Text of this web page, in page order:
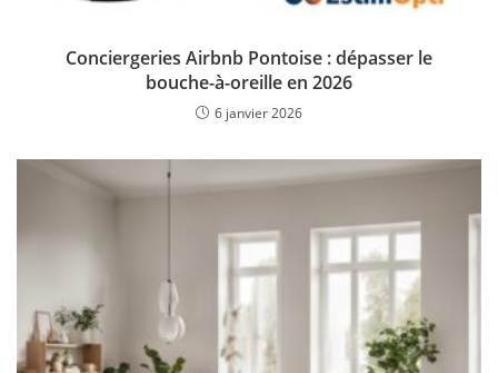
Conciergeries Airbnb Pontoise : dépasser le
bouche-à-oreille en 2026
6 janvier 2026